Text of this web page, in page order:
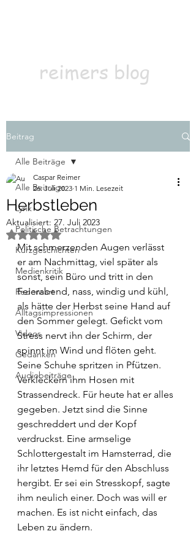
reimers blog
Beitrag
Alle Beiträge
Lyrik
Politische Betrachtungen
Kurzgeschichten
Medienkritik
Redensart
Alltagsimpressionen
Videos
Gedanken
Audiobeiträge
Alle Beiträge
Herbstleben
Caspar Reimer
26. Juli 2023 1 Min. Lesezeit
Aktualisiert: 27. Juli 2023
Mit NaN von 5 Sternen bewertet.
Mit schmerzenden Augen verlässt
er ­­­­am Nachmittag, viel später als
sonst, sein Büro und tritt in den
Feierabend, nass, windig und kühl,
als hätte der Herbst seine Hand auf
den Sommer gelegt. Gefickt vom
Stress nervt ihn der Schirm, der
spinnt im Wind und flöten geht.
Seine Schuhe spritzen in Pfützen.
Verkleckern ihm Hosen mit
Strassendreck. Für heute hat er alles
gegeben. Jetzt sind die Sinne
geschreddert und der Kopf
verdruckst. Eine armselige
Schlottergestalt im Hamsterrad, die
ihr letztes Hemd für den Abschluss
hergibt. Er sei ein Stresskopf, sagte
ihm neulich einer. Doch was will er
machen. Es ist nicht einfach, das
Leben zu ändern.